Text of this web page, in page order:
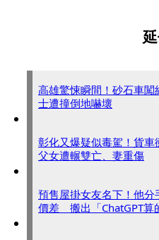
高雄驚悚瞬間！砂石車
士遭撞倒地嚇壞
彰化又爆疑似毒駕！貨
父女遭輾雙亡、妻重傷
預售屋掛女友名下！他分
價差 搬出「ChatGPT算